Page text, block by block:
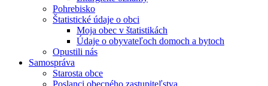
Pohrebisko
Štatistické údaje o obci
Moja obec v štatistikách
Údaje o obyvateľoch domoch a bytoch
Opustili nás
Samospráva
Starosta obce
Poslanci obecného zastupiteľstva